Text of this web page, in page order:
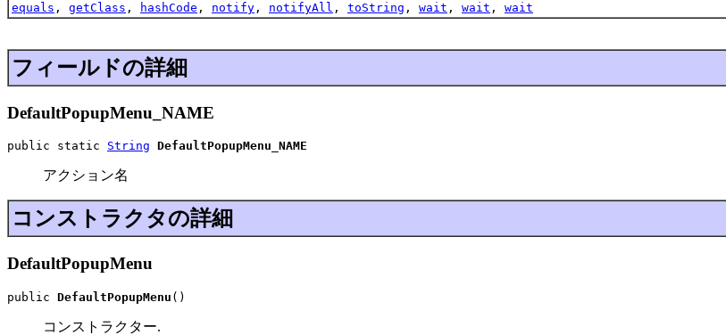
equals , getClass , hashCode , notify , notifyAll , toString , wait , wait , wait
フィールドの詳細
DefaultPopupMenu_NAME
public static String DefaultPopupMenu_NAME
アクション名
コンストラクタの詳細
DefaultPopupMenu
public DefaultPopupMenu ()
コンストラクター.